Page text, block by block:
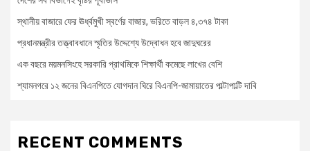
স্থানীয় বাজারে ফের ঊর্ধ্বমুখী স্বর্ণের বাজার, ভরিতে বাড়ল ৪,৩৭৪ টাকা
প্রধানমন্ত্রীর তত্ত্বাবধানে স্মৃতির উদ্দেশ্যে উদ্বোধন হবে জাদুঘরের
এক বছরে ময়মনসিংহে সরকারি প্রাথমিকে শিক্ষার্থী কমেছে লাখের বেশি
শ্যামনগরে ১২ জনের বিএনপিতে যোগদান ঘিরে বিএনপি-জামায়াতের পাল্টাপাল্টি দাবি
RECENT COMMENTS